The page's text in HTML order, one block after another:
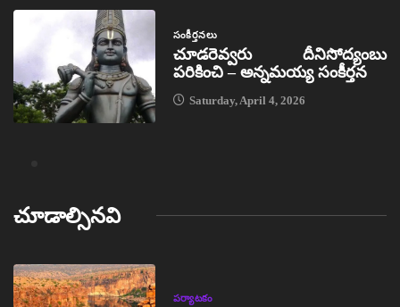
సంకీర్తనలు
చూడరెవ్వరు దీనిసోద్యంబు
పరికించి – అన్నమయ్య సంకీర్తన
Saturday, April 4, 2026
చూడాల్సినవి
పర్యాటకం